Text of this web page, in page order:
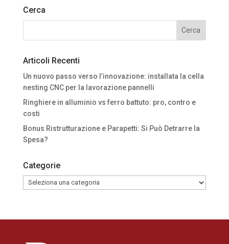
Cerca
Articoli Recenti
Un nuovo passo verso l’innovazione: installata la cella
nesting CNC per la lavorazione pannelli
Ringhiere in alluminio vs ferro battuto: pro, contro e
costi
Bonus Ristrutturazione e Parapetti: Si Può Detrarre la
Spesa?
Categorie
Categorie